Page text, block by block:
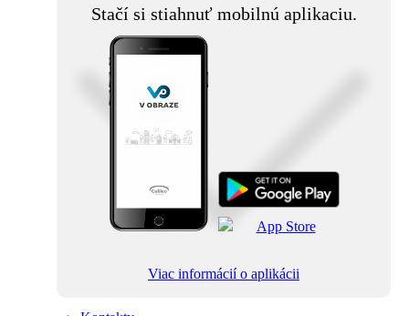
Stačí si stiahnuť mobilnú aplikaciu.
Viac informácií o aplikácii